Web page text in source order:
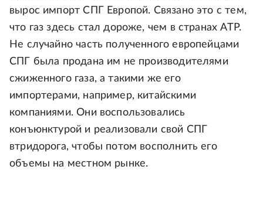
вырос импорт СПГ Европой. Связано это с тем,
что газ здесь стал дороже, чем в странах АТР.
Не случайно часть полученного европейцами
СПГ была продана им не производителями
сжиженного газа, а такими же его
импортерами, например, китайскими
компаниями. Они воспользовались
конъюнктурой и реализовали свой СПГ
втридорога, чтобы потом восполнить его
объемы на местном рынке.